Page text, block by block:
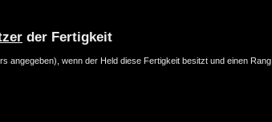
der Fertigkeit
angegeben), wenn der Held diese Fertigkeit besitzt und einen Rang